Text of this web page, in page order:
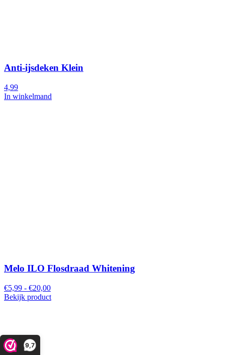
9,7
Anti-ijsdeken Klein
4,99
In winkelmand
Melo ILO Flosdraad Whitening
€5,99 - €20,00
Bekijk product